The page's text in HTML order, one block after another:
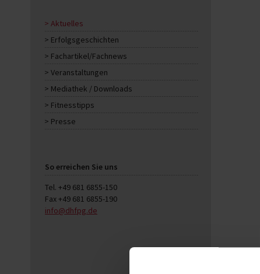
Aktuelles
Erfolgsgeschichten
Fachartikel/Fachnews
Veranstaltungen
Mediathek / Downloads
Fitnesstipps
Presse
So erreichen Sie uns
Tel. +49 681 6855-150
Fax +49 681 6855-190
info@dhfpg.de